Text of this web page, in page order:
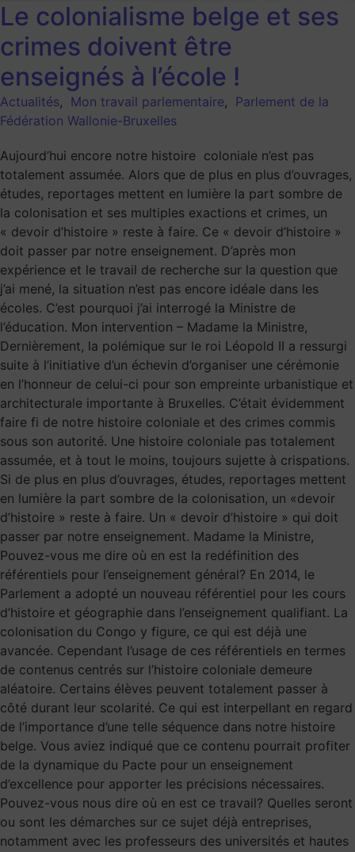
Le colonialisme belge et ses
crimes doivent être
enseignés à l’école !
Actualités, Mon travail parlementaire, Parlement de la
Fédération Wallonie-Bruxelles
Aujourd’hui encore notre histoire coloniale n’est pas
totalement assumée. Alors que de plus en plus d’ouvrages,
études, reportages mettent en lumière la part sombre de
la colonisation et ses multiples exactions et crimes, un
« devoir d’histoire » reste à faire. Ce « devoir d’histoire »
doit passer par notre enseignement. D’après mon
expérience et le travail de recherche sur la question que
j’ai mené, la situation n’est pas encore idéale dans les
écoles. C’est pourquoi j’ai interrogé la Ministre de
l’éducation. Mon intervention – Madame la Ministre,
Dernièrement, la polémique sur le roi Léopold II a ressurgi
suite à l’initiative d’un échevin d’organiser une cérémonie
en l’honneur de celui-ci pour son empreinte urbanistique et
architecturale importante à Bruxelles. C’était évidemment
faire fi de notre histoire coloniale et des crimes commis
sous son autorité. Une histoire coloniale pas totalement
assumée, et à tout le moins, toujours sujette à crispations.
Si de plus en plus d’ouvrages, études, reportages mettent
en lumière la part sombre de la colonisation, un «devoir
d’histoire » reste à faire. Un « devoir d’histoire » qui doit
passer par notre enseignement. Madame la Ministre,
Pouvez-vous me dire où en est la redéfinition des
référentiels pour l’enseignement général? En 2014, le
Parlement a adopté un nouveau référentiel pour les cours
d’histoire et géographie dans l’enseignement qualifiant. La
colonisation du Congo y figure, ce qui est déjà une
avancée. Cependant l’usage de ces référentiels en termes
de contenus centrés sur l’histoire coloniale demeure
aléatoire. Certains élèves peuvent totalement passer à
côté durant leur scolarité. Ce qui est interpellant en regard
de l’importance d’une telle séquence dans notre histoire
belge. Vous aviez indiqué que ce contenu pourrait profiter
de la dynamique du Pacte pour un enseignement
d’excellence pour apporter les précisions nécessaires.
Pouvez-vous nous dire où en est ce travail? Quelles seront
ou sont les démarches sur ce sujet déjà entreprises,
notamment avec les professeurs des universités et hautes